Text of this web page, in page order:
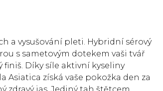
a vysušování pleti. Hybridní sérový
s sametovým dotekem vaši tvář
Díky síle aktivní kyseliny
získá vaše pokožka den za